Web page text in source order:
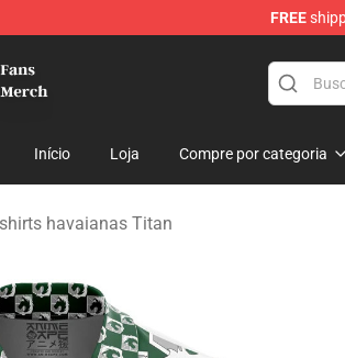
FREE
Início Loja Compre por categoria
havaianas Titan